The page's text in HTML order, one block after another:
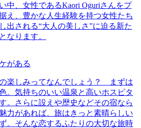
中、女性であるKaori Oguriさんをプ
え、豊かな人生経験を持つ女性たち
出される“大人の美しさ”に迫る新た
なります。
がある
楽しみってなんでしょう？ まずは
。気持ちのいい温泉と高いホスピタ
。さらに設えや歴史などその宿なら
力があれば、旅はきっと素晴らしい
。そんな恋するふたりの大切な旅時